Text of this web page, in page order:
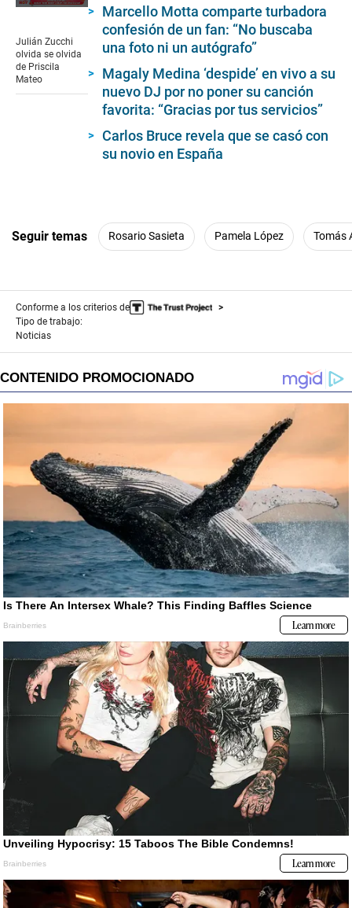
of
2
minutes,
52
Julián Zucchi
olvida se olvida
de Priscila
Mateo
Marcello Motta comparte turbadora
confesión de un fan: “No buscaba
una foto ni un autógrafo”
Magaly Medina ‘despide’ en vivo a su
nuevo DJ por no poner su canción
favorita: “Gracias por tus servicios”
Carlos Bruce revela que se casó con
su novio en España
Seguir temas Rosario Sasieta Pamela López Tomás
Conforme a los criterios de
Tipo de trabajo:
Noticias